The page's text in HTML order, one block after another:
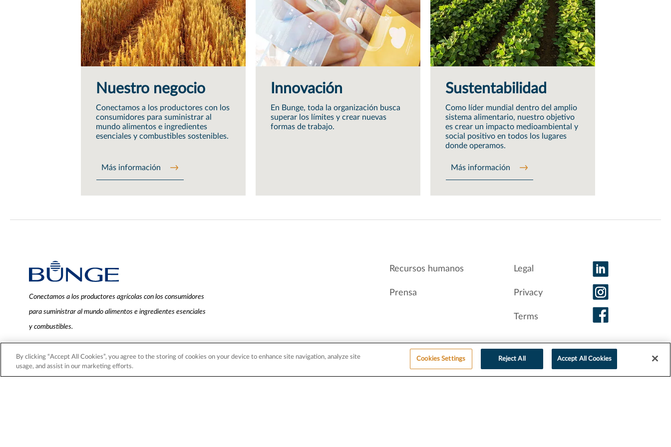
Nuestro negocio
Conectamos a los productores con los
consumidores para suministrar al
mundo alimentos e ingredientes
esenciales y combustibles sostenibles.
Más información
Innovación
En Bunge, toda la organización busca
superar los límites y crear nuevas
formas de trabajo.
Sustentabilidad
Como líder mundial dentro del amplio
sistema alimentario, nuestro objetivo
es crear un impacto medioambiental y
social positivo en todos los lugares
donde operamos.
Más información
Conectamos a los productores agrícolas con los consumidores
para suministrar al mundo alimentos e ingredientes esenciales
y combustibles.
Recursos humanos
Prensa
Legal
Privacy
Terms
By clicking “Accept All Cookies”, you agree to the storing of cookies on your device to enhance site navigation, analyze site
usage, and assist in our marketing efforts.
Cookies Settings Reject All Accept All Cookies